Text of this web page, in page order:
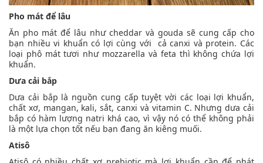
Pho mát để lâu
Ăn pho mát để lâu như cheddar và gouda sẽ cung cấp cho
bạn nhiều vi khuẩn có lợi cùng với cả canxi và protein. Các
loại phô mát tươi như mozzarella và feta thì không chứa lợi
khuẩn.
Dưa cải bắp
Dưa cải bắp là nguồn cung cấp tuyệt vời các loại lợi khuẩn,
chất xơ, mangan, kali, sắt, canxi và vitamin C. Nhưng dưa cải
bắp có hàm lượng natri khá cao, vì vậy nó có thể không phải
là một lựa chọn tốt nếu bạn đang ăn kiêng muối.
Atisô